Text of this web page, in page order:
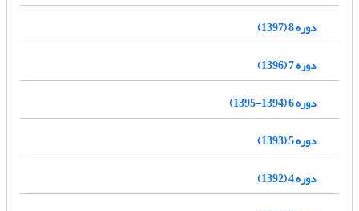
دوره 8 (1397)
دوره 7 (1396)
دوره 6 (1394-1395)
دوره 5 (1393)
دوره 4 (1392)